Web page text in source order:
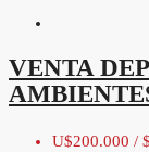
VENTA
U$200.000 /